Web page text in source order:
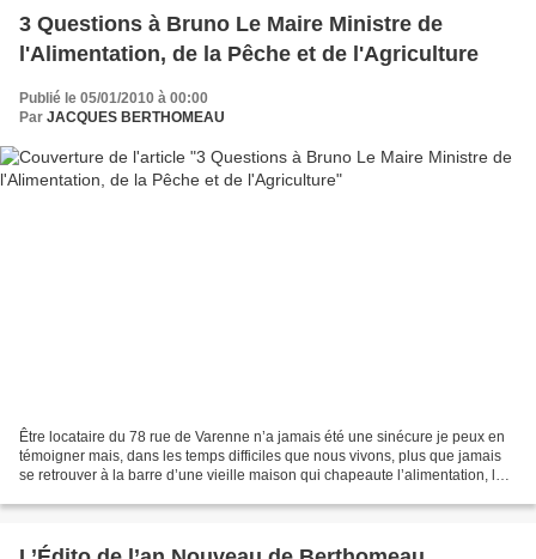
3 Questions à Bruno Le Maire Ministre de
l'Alimentation, de la Pêche et de l'Agriculture
Publié le 05/01/2010 à 00:00
Par JACQUES BERTHOMEAU
Être locataire du 78 rue de Varenne n’a jamais été une sinécure je peux en
témoigner mais, dans les temps difficiles que nous vivons, plus que jamais
se retrouver à la barre d’une vieille maison qui chapeaute l’alimentation, la